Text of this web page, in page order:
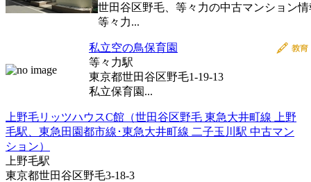
世田谷区野毛、等々力の中古マンション
等々力...
私立空の鳥保育園
等々力駅
東京都世田谷区野毛1-19-13
私立保育園...
上野毛リッツハウスC館（世田谷区野毛 東急大井町線 上野
毛駅、東急田園都市線･東急大井町線 二子玉川駅 中古マン
ション）
上野毛駅
東京都世田谷区野毛3-18-3